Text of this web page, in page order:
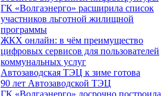
ГК «Волгаэнерго» расширила список
участников льготной жилищной
программы
ЖКХ онлайн: в чём преимущество
цифровых сервисов для пользователей
коммунальных услуг
Автозаводская ТЭЦ к зиме готова
90 лет Автозаводской ТЭЦ